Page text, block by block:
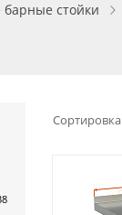
стойки
Сортировка